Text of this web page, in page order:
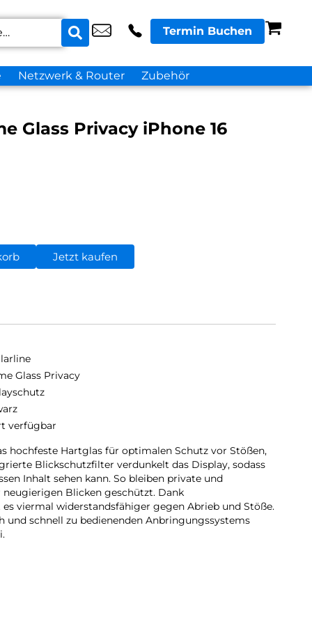
Termin Buchen
Netzwerk & Router Zubehör
Glass Privacy iPhone 16
Jetzt kaufen
Glass Privacy
verfügbar
hochfeste Hartglas für optimalen Schutz vor Stößen,
Blickschutzfilter verdunkelt das Display, sodass
Inhalt sehen kann. So bleiben private und
Blicken geschützt. Dank
viermal widerstandsfähiger gegen Abrieb und Stöße.
und schnell zu bedienenden Anbringungssystems